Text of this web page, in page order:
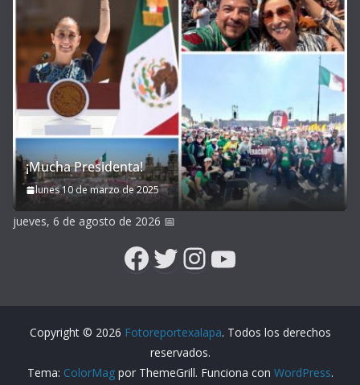
¡Mucha Presidenta!
lunes 10 de marzo de 2025
jueves, 6 de agosto de 2026 📅
Facebook
Twitter
Instagram
YouTube
Copyright © 2026 Fotoreportexalapa. Todos los derechos
reservados.
Tema: ColorMagpor ThemeGrill. Funciona con WordPress.